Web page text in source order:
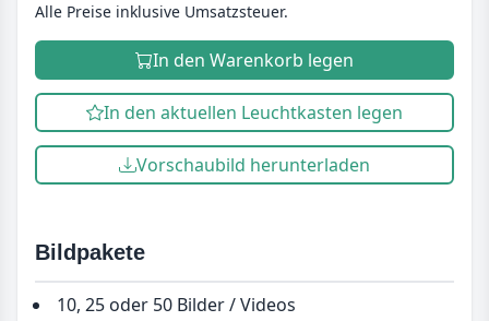
Alle Preise inklusive Umsatzsteuer.
In den Warenkorb legen
In den aktuellen Leuchtkasten legen
Vorschaubild herunterladen
Bildpakete
10, 25 oder 50 Bilder / Videos